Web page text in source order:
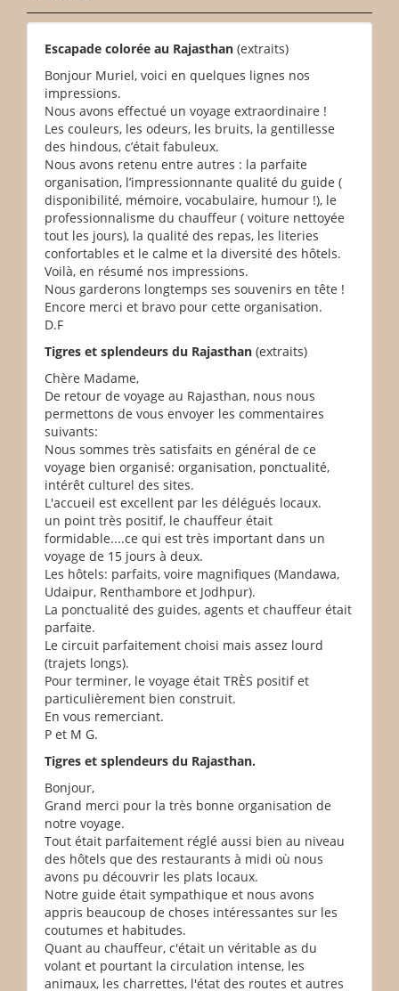
Escapade colorée au Rajasthan (extraits)
Bonjour Muriel, voici en quelques lignes nos
impressions.
Nous avons effectué un voyage extraordinaire !
Les couleurs, les odeurs, les bruits, la gentillesse
des hindous, c’était fabuleux.
Nous avons retenu entre autres : la parfaite
organisation, l’impressionnante qualité du guide (
disponibilité, mémoire, vocabulaire, humour !), le
professionnalisme du chauffeur ( voiture nettoyée
tout les jours), la qualité des repas, les literies
confortables et le calme et la diversité des hôtels.
Voilà, en résumé nos impressions.
Nous garderons longtemps ses souvenirs en tête !
Encore merci et bravo pour cette organisation.
D.F
Tigres et splendeurs du Rajasthan (extraits)
Chère Madame,
De retour de voyage au Rajasthan, nous nous
permettons de vous envoyer les commentaires
suivants:
Nous sommes très satisfaits en général de ce
voyage bien organisé: organisation, ponctualité,
intérêt culturel des sites.
L'accueil est excellent par les délégués locaux.
un point très positif, le chauffeur était
formidable....ce qui est très important dans un
voyage de 15 jours à deux.
Les hôtels: parfaits, voire magnifiques (Mandawa,
Udaipur, Renthambore et Jodhpur).
La ponctualité des guides, agents et chauffeur était
parfaite.
Le circuit parfaitement choisi mais assez lourd
(trajets longs).
Pour terminer, le voyage était TRÈS positif et
particulièrement bien construit.
En vous remerciant.
P et M G.
Tigres et splendeurs du Rajasthan.
Bonjour,
Grand merci pour la très bonne organisation de
notre voyage.
Tout était parfaitement réglé aussi bien au niveau
des hôtels que des restaurants à midi où nous
avons pu découvrir les plats locaux.
Notre guide était sympathique et nous avons
appris beaucoup de choses intéressantes sur les
coutumes et habitudes.
Quant au chauffeur, c'était un véritable as du
volant et pourtant la circulation intense, les
animaux, les charrettes, l'état des routes et autres